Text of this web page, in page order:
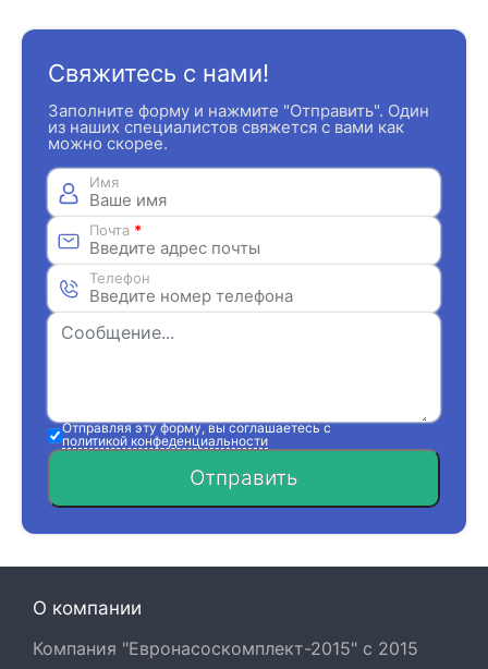
Свяжитесь с нами!
Заполните форму и нажмите "Отправить". Один
из наших специалистов свяжется с вами как
можно скорее.
Имя
Почта *
Телефон
Отправляя эту форму, вы соглашаетесь с
политикой конфеденциальности
Отправить
О компании
Компания "Евронасоскомплект-2015" с 2015